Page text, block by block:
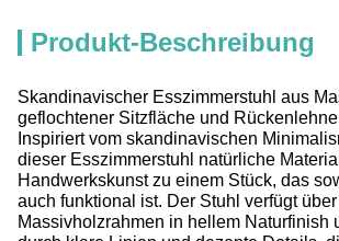
Produkt-Beschreibung
Skandinavischer Esszimmerstuhl aus
geflochtener Sitzfläche und Rückenlehne
Inspiriert vom skandinavischen
dieser Esszimmerstuhl natürliche
Handwerkskunst zu einem Stück, das
auch funktional ist. Der Stuhl verfügt
Massivholzrahmen in hellem Naturfinish